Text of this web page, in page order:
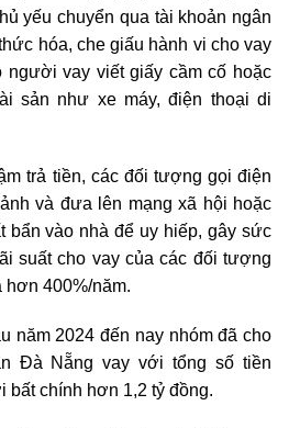
yếu chuyển qua tài khoản ngân
hóa, che giấu hành vi cho vay
người vay viết giấy cầm cố hoặc
sản như xe máy, điện thoại di
trả tiền, các đối tượng gọi điện
và đưa lên mạng xã hội hoặc
bẩn vào nhà để uy hiếp, gây sức
suất cho vay của các đối tượng
hơn 400%/năm.
năm 2024 đến nay nhóm đã cho
Đà Nẵng vay với tổng số tiền
bất chính hơn 1,2 tỷ đồng.